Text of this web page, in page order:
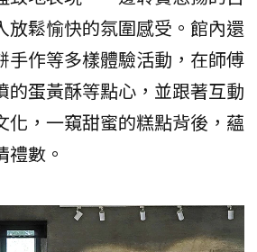
放鬆愉快的氛圍感受。館內還
手作等多樣體驗活動，在師傅
的蛋黃酥等點心，並跟著互動
化，一窺甜蜜的糕點背後，蘊
數。